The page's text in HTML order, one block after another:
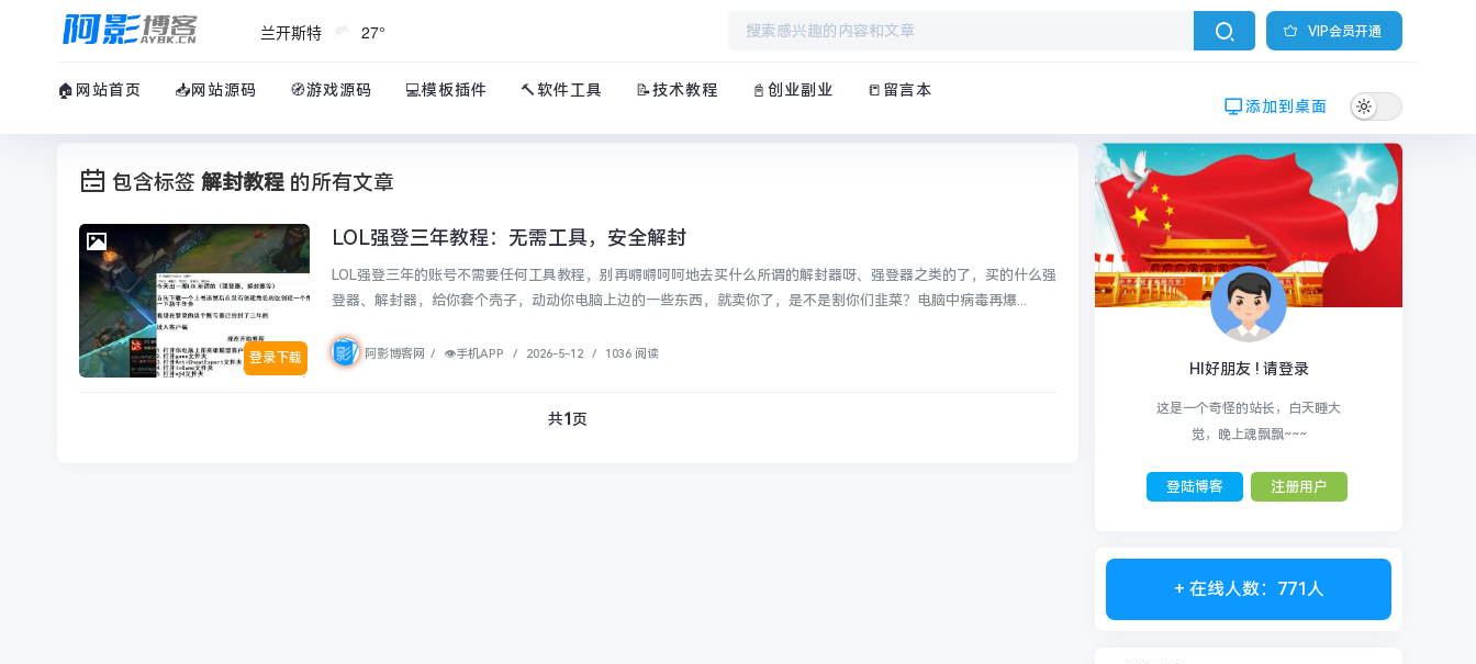
兰开斯特 27° VIP会员开通
🏠网站首页 📥网站源码 🧭游戏源码 💻模板插件 🔨软件工具 📝技术教程 📓创业副业
📒留言本
添加到桌面
包含标签 解封教程 的所有文章
登录下载
👁︎手机APP
LOL强登三年教程：无需工具，安全解封
LOL强登三年的账号不需要任何工具教程，别再嘚嘚呵呵地去买什么所谓的解封器呀、强登器之类的了，买的什么强
登器、解封器，给你套个壳子，动动你电脑上边的一些东西，就卖你了，是不是割你们韭菜？电脑中病毒再爆...
阿影博客网 / 👁︎手机APP / 2026-5-12 / 1036 阅读
共1 页
HI好朋友 ! 请登录
这是一个奇怪的站长，白天睡大
觉，晚上魂飘飘~~~
登陆博客 注册用户
+ 在线人数：771人